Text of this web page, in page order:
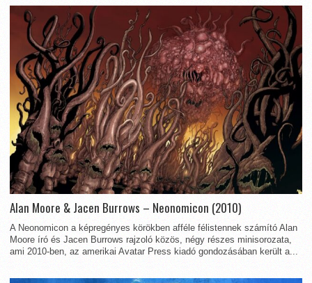
Alan Moore & Jacen Burrows – Neonomicon (2010)
A Neonomicon a képregényes körökben afféle félistennek számító Alan
Moore író és Jacen Burrows rajzoló közös, négy részes minisorozata,
ami 2010-ben, az amerikai Avatar Press kiadó gondozásában került a...